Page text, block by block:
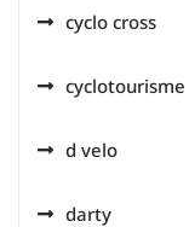
cyclo cross
cyclotourisme
d velo
darty